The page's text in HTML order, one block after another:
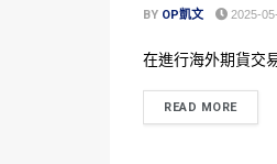
BY OP凱文 2025-
在進行海外期貨交
READ MORE